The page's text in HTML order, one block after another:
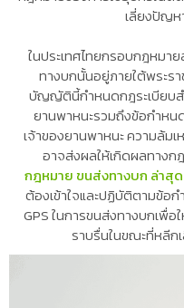
เลี่ยงปัญห
ในประเทศไทยกรอบกฎหมา
ทางบกนั้นอยู่ภายใต้พระ
บัญญัตินี้กำหนดกฎระเบียบส
ยานพาหนะรวมถึงข้อกำห
เจ้าของยานพาหนะ ความล้ม
อาจส่งผลให้เกิดผลทางก
กฎหมาย ขนส่งทางบก ล่าสุด
ต้องเข้าใจและปฏิบัติตามข้อ
GPS ในการขนส่งทางบกเพื่อ
ราบรื่นในขณะที่หลี